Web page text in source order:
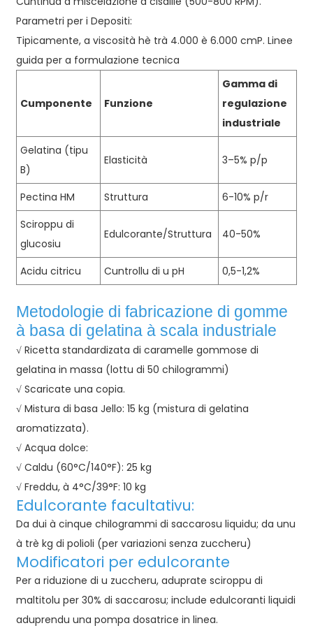
Parametri per i Depositi:
Tipicamente, a viscosità hè trà 4.000 è 6.000 cmP. Linee
guida per a formulazione tecnica
Cumponente Funzione
Gamma di
regulazione
industriale
Gelatina (tipu
B)
Elasticità 3–5% p/p
Pectina HM Struttura
6-10% p/r
Sciroppu di
glucosiu
Edulcorante/Struttura 40-50%
Acidu citricu Cuntrollu di u pH 0,5-1,2%
Metodologie di fabricazione di gomme
à basa di gelatina à scala industriale
√ Ricetta standardizata di caramelle gommose di
gelatina in massa (lottu di 50 chilogrammi)
√ Scaricate una copia.
√ Mistura di basa Jello: 15 kg (mistura di gelatina
aromatizzata).
√ Acqua dolce:
√ Caldu (60°C/140°F): 25 kg
√ Freddu, à 4°C/39°F: 10 kg
Edulcorante facultativu:
Da dui à cinque chilogrammi di saccarosu liquidu; da unu
à trè kg di polioli (per variazioni senza zuccheru)
Modificatori per edulcorante
Per a riduzione di u zuccheru, aduprate sciroppu di
maltitolu per 30% di saccarosu; include edulcoranti liquidi
aduprendu una pompa dosatrice in linea.